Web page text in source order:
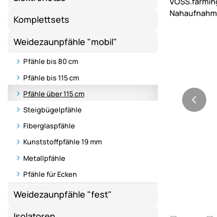
Komplettsets
Weidezaunpfähle "mobil"
Pfähle bis 80 cm
Pfähle bis 115 cm
Pfähle über 115 cm
Steigbügelpfähle
Fiberglaspfähle
Kunststoffpfähle 19 mm
Metallpfähle
Pfähle für Ecken
Weidezaunpfähle "fest"